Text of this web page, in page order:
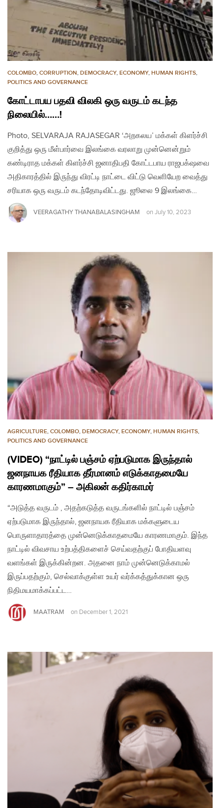
COLOMBO, CORRUPTION, DEMOCRACY, ECONOMY, HUMAN RIGHTS,
POLITICS AND GOVERNANCE
கோட்டாபய பதவி விலகி ஒரு வருடம் கடந்த
நிலையில்……!
Photo, SELVARAJA RAJASEGAR ‘அறகலய’ மக்கள் கிளர்ச்சி
குறித்து ஒரு மீள்பார்வை இலங்கை வரலாறு முன்னென்றும்
கண்டிராத மக்கள் கிளர்ச்சி ஜனாதிபதி கோட்டபாய ராஜபக்‌ஷவை
அதிகாரத்தில் இருந்து விரட்டி நாட்டை விட்டு வெளியேற வைத்து
சரியாக ஒரு வருடம் கடந்தோடிவிட்டது. ஜூலை 9 இலங்கை…
VEERAGATHY THANABALASINGHAM on July 10, 2023
AGRICULTURE, COLOMBO, DEMOCRACY, ECONOMY, HUMAN RIGHTS,
POLITICS AND GOVERNANCE
(VIDEO) “நாட்டில் பஞ்சம் ஏற்படுமாக இருந்தால்
ஜனநாயக ரீதியாக தீர்மானம் எடுக்காதமையே
காரணமாகும்” – அகிலன் கதிர்காமர்
“அடுத்த வருடம் , அதற்கடுத்த வருடங்களில் நாட்டில் பஞ்சம்
ஏற்படுமாக இருந்தால், ஜனநாயக ரீதியாக மக்களுடைய
பொருளாதாரத்தை முன்னெடுக்காதமையே காரணமாகும். இந்த
நாட்டில் விவசாய உற்பத்திகளைச் செய்வதற்குப் போதியளவு
வளங்கள் இருக்கின்றன. அதனை நாம் முன்னெடுக்காமல்
இருப்பதற்கும், செல்வாக்குள்ள உயர் வர்க்கத்துக்கான ஒரு
நிதிமயமாக்கப்பட்ட…
MAATRAM on December 1, 2021